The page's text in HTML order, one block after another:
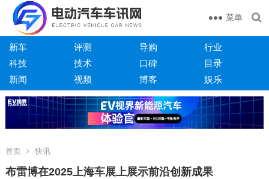
菜单
新车 评测 导购
行业
科技
技术 口碑
目录
新闻
视频 博客 娱乐
首页 快讯
布雷博在2025上海车展上展示前沿创新成果